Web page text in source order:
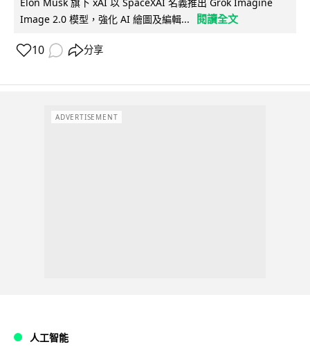
Image 2.0 模型，強化 AI 繪圖及編輯...
閱讀全文
10 分享
ADVERTISEMENT
人工智能